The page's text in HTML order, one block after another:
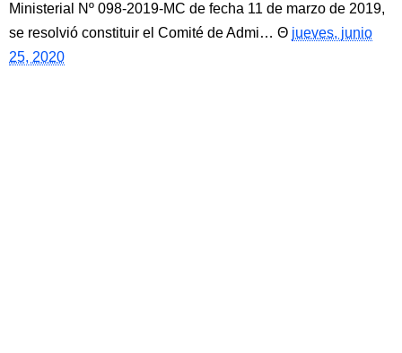
Ministerial Nº 098-2019-MC de fecha 11 de marzo de 2019,
se resolvió constituir el Comité de Admi…
jueves, junio
25, 2020